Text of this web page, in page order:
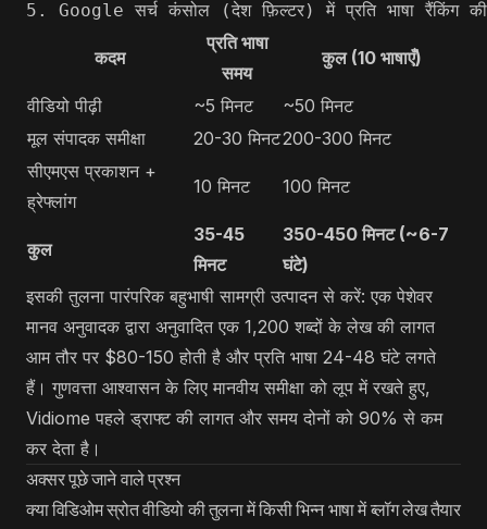
कदम
प्रति भाषा
समय
कुल (10 भाषाएँ)
वीडियो पीढ़ी ~5 मिनट
~50 मिनट
मूल संपादक समीक्षा
20-30 मिनट200-300 मिनट
सीएमएस प्रकाशन +
ह्रेफ्लांग
10 मिनट 100 मिनट
कुल
35-45
मिनट
350-450 मिनट (~6-7
घंटे)
इसकी तुलना पारंपरिक बहुभाषी सामग्री उत्पादन से करें: एक पेशेवर
मानव अनुवादक द्वारा अनुवादित एक 1,200 शब्दों के लेख की लागत
आम तौर पर $80-150 होती है और प्रति भाषा 24-48 घंटे लगते
हैं। गुणवत्ता आश्वासन के लिए मानवीय समीक्षा को लूप में रखते हुए,
Vidiome पहले ड्राफ्ट की लागत और समय दोनों को 90% से कम
कर देता है।
अक्सर पूछे जाने वाले प्रश्न
क्या विडिओम स्रोत वीडियो की तुलना में किसी भिन्न भाषा में ब्लॉग लेख तैयार